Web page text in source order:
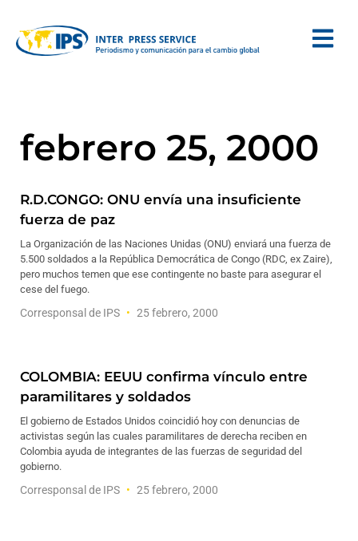
febrero 25, 2000
R.D.CONGO: ONU envía una insuficiente
fuerza de paz
La Organización de las Naciones Unidas (ONU) enviará una fuerza de
5.500 soldados a la República Democrática de Congo (RDC, ex Zaire),
pero muchos temen que ese contingente no baste para asegurar el
cese del fuego.
Corresponsal de IPS 25 febrero, 2000
COLOMBIA: EEUU confirma vínculo entre
paramilitares y soldados
El gobierno de Estados Unidos coincidió hoy con denuncias de
activistas según las cuales paramilitares de derecha reciben en
Colombia ayuda de integrantes de las fuerzas de seguridad del
gobierno.
Corresponsal de IPS 25 febrero, 2000